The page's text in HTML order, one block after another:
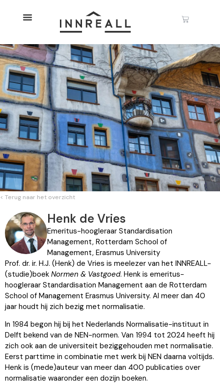
< Terug naar het overzicht
Henk de Vries
Emeritus-hoogleraar Standardisation
Management, Rotterdam School of
Management, Erasmus University
Prof. dr. ir. H.J. (Henk) de Vries is meelezer van het INNREALL-
(studie)boek Normen & Vastgoed. Henk is emeritus-
hoogleraar Standardisation Management aan de Rotterdam
School of Management Erasmus University. Al meer dan 40
jaar houdt hij zich bezig met normalisatie.
In 1984 begon hij bij het Nederlands Normalisatie-instituut in
Delft bekend van de NEN-normen. Van 1994 tot 2024 heeft hij
zich ook aan de universiteit beziggehouden met normalisatie.
Eerst parttime in combinatie met werk bij NEN daarna voltijds.
Henk is (mede)auteur van meer dan 400 publicaties over
normalisatie waaronder een dozijn boeken.